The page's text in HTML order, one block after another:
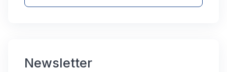
Newsletter